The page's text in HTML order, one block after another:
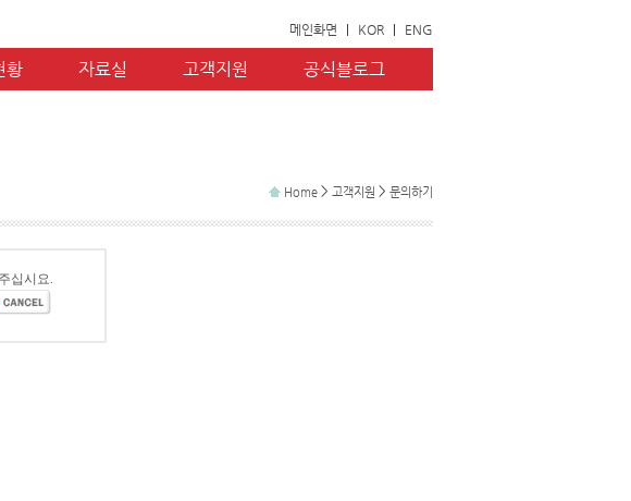
메인화면 KOR ENG
황 자료실 고객지원 공식블로그
Home > 고객지원 > 문의하기
십시요.